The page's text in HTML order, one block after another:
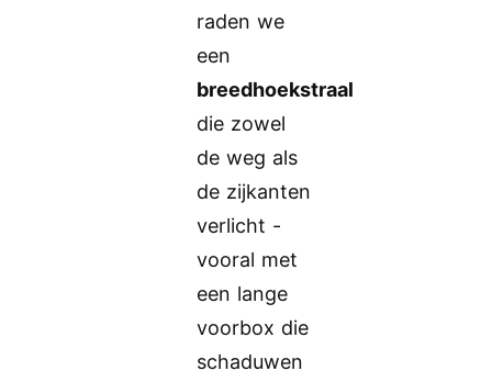
raden we
een
breedhoekstraal
die zowel
de weg als
de zijkanten
verlicht -
vooral met
een lange
voorbox die
schaduwen